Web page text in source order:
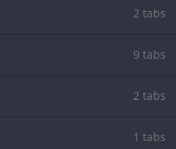
2 tabs
9 tabs
2 tabs
1 tabs